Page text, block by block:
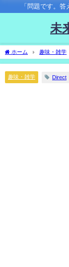
「問題です。
未
ホーム 趣味・雑学
神宮野球場」について、
趣味・雑学 Direct